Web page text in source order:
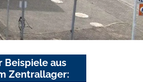
Beispiele aus
Zentrallager: